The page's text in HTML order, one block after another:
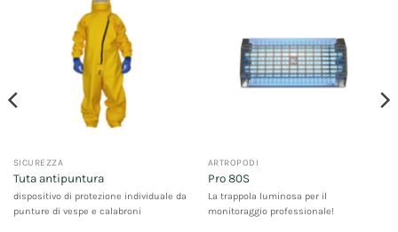
SICUREZZA
Tuta antipuntura
dispositivo di protezione individuale da
punture di vespe e calabroni
ARTROPODI
Pro 80S
La trappola luminosa per il
monitoraggio professionale!